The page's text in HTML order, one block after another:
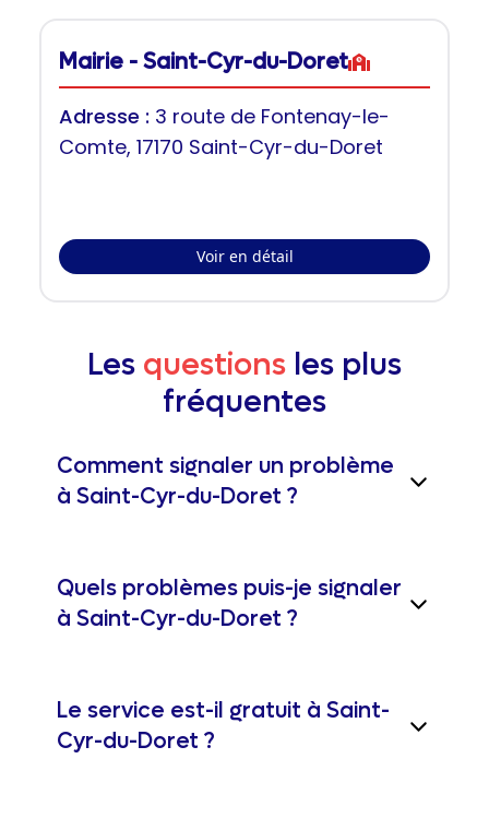
Mairie - Saint-Cyr-du-Doret
Adresse : 3 route de Fontenay-le-
Comte, 17170 Saint-Cyr-du-Doret
Voir en détail
Les questions les plus
fréquentes
Comment signaler un problème
à Saint-Cyr-du-Doret ?
Quels problèmes puis-je signaler
à Saint-Cyr-du-Doret ?
Le service est-il gratuit à Saint-
Cyr-du-Doret ?